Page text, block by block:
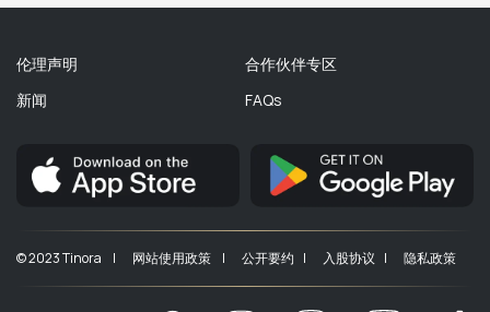
伦理声明
新闻
合作伙伴专区
FAQs
© 2023 Tinora | 网站使用政策 | 公开要约 | 入股协议 | 隐私政策